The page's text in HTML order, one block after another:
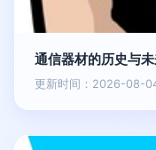
通信器材的历史与
更新时间：2026-08-